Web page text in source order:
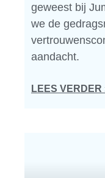
geweest bij
we de
aandacht.
LEES VERDER